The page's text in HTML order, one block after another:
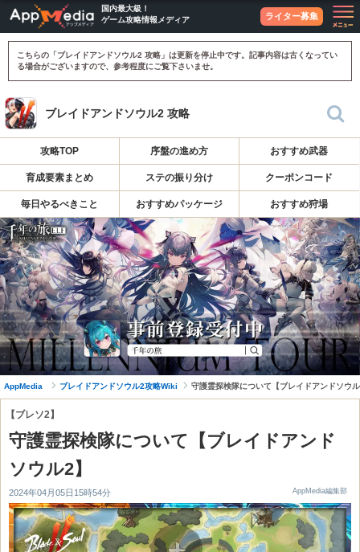
国内最大級！
ゲーム攻略情報メディア
ライター募集
こちらの「ブレイドアンドソウル2 攻略」は更新を停止中です。記事内容は古くなってい
る場合がございますので、参考程度にご覧下さいませ。
ブレイドアンドソウル2 攻略
攻略TOP 序盤の進め方 おすすめ武器
育成要素まとめ ステの振り分け クーポンコード
毎日やるべきこと おすすめパッケージ おすすめ狩場
AppMedia ブレイドアンドソウル2攻略Wiki 守護霊探検隊について【ブレイドアンドソウ
【ブレソ2】
守護霊探検隊について【ブレイドアンド
ソウル2】
2024年04月05日15時54分 AppMedia編集部